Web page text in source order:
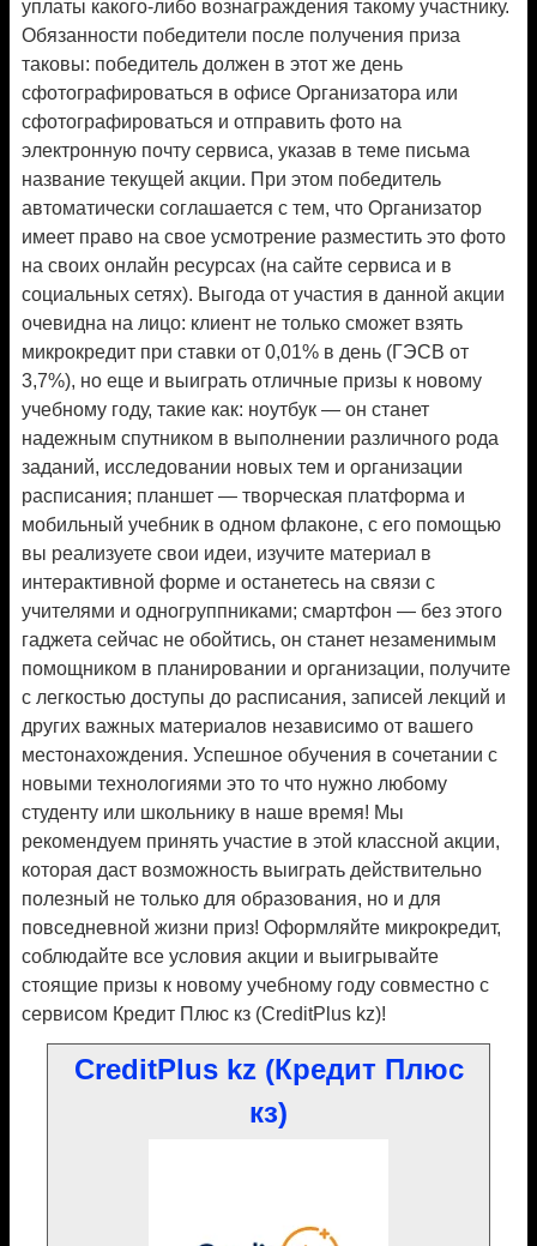
уплаты какого-либо вознаграждения такому участнику.
Обязанности победители после получения приза
таковы: победитель должен в этот же день
сфотографироваться в офисе Организатора или
сфотографироваться и отправить фото на
электронную почту сервиса, указав в теме письма
название текущей акции. При этом победитель
автоматически соглашается с тем, что Организатор
имеет право на свое усмотрение разместить это фото
на своих онлайн ресурсах (на сайте сервиса и в
социальных сетях). Выгода от участия в данной акции
очевидна на лицо: клиент не только сможет взять
микрокредит при ставки от 0,01% в день (ГЭСВ от
3,7%), но еще и выиграть отличные призы к новому
учебному году, такие как: ноутбук — он станет
надежным спутником в выполнении различного рода
заданий, исследовании новых тем и организации
расписания; планшет — творческая платформа и
мобильный учебник в одном флаконе, с его помощью
вы реализуете свои идеи, изучите материал в
интерактивной форме и останетесь на связи с
учителями и одногруппниками; смартфон — без этого
гаджета сейчас не обойтись, он станет незаменимым
помощником в планировании и организации, получите
с легкостью доступы до расписания, записей лекций и
других важных материалов независимо от вашего
местонахождения. Успешное обучения в сочетании с
новыми технологиями это то что нужно любому
студенту или школьнику в наше время! Мы
рекомендуем принять участие в этой классной акции,
которая даст возможность выиграть действительно
полезный не только для образования, но и для
повседневной жизни приз! Оформляйте микрокредит,
соблюдайте все условия акции и выигрывайте
стоящие призы к новому учебному году совместно с
сервисом Кредит Плюс кз (CreditPlus kz)!
CreditPlus kz (Кредит Плюс
кз)